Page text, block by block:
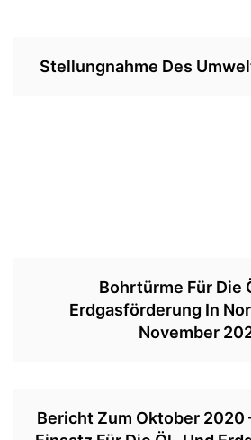
Stellungnahme Des
Bohrtürme Für Die
Erdgasförderung In
November
Bericht Zum Oktober 2020